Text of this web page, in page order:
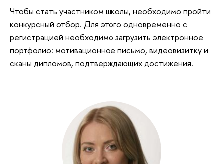
Чтобы стать участником школы, необходимо пройти
конкурсный отбор. Для этого одновременно с
регистрацией необходимо загрузить электронное
портфолио: мотивационное письмо, видеовизитку и
сканы дипломов, подтверждающих достижения.